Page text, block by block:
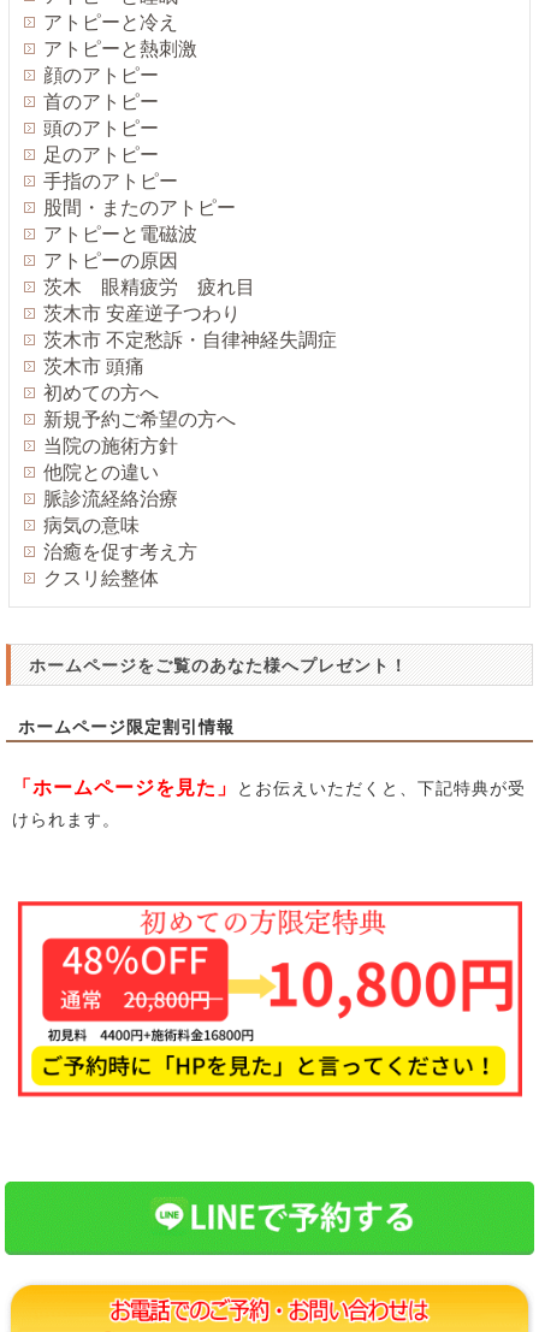
アトピーと冷え
アトピーと熱刺激
顔のアトピー
首のアトピー
頭のアトピー
足のアトピー
手指のアトピー
股間・またのアトピー
アトピーと電磁波
アトピーの原因
茨木 眼精疲労 疲れ目
茨木市 安産逆子つわり
茨木市 不定愁訴・自律神経失調症
茨木市 頭痛
初めての方へ
新規予約ご希望の方へ
当院の施術方針
他院との違い
脈診流経絡治療
病気の意味
治癒を促す考え方
クスリ絵整体
ホームページをご覧のあなた様へプレゼント！
ホームページ限定割引情報
「ホームページを見た」
とお伝えいただくと、下記特典が受
けられます。